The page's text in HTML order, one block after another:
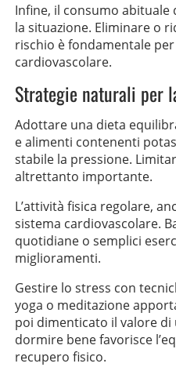
Infine, il consumo abituale
la situazione. Eliminare o
rischio è fondamentale
cardiovascolare.
Strategie naturali per
Adottare una dieta
e alimenti contenenti
stabile la pressione.
altrettanto importante.
L’attività fisica regolare,
sistema cardiovascolare.
quotidiane o semplici
miglioramenti.
Gestire lo stress con
yoga o meditazione
poi dimenticato il valore
dormire bene favorisce
recupero fisico.